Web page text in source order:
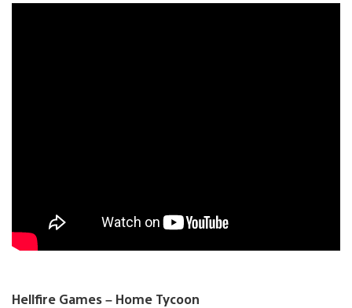
Hellfire Games – Home Tycoon